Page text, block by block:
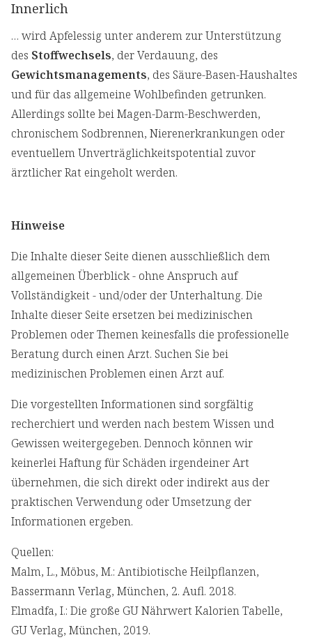
Innerlich
… wird Apfelessig unter anderem zur Unterstützung
des Stoffwechsels, der Verdauung, des
Gewichtsmanagements, des Säure-Basen-Haushaltes
und für das allgemeine Wohlbefinden getrunken.
Allerdings sollte bei Magen-Darm-Beschwerden,
chronischem Sodbrennen, Nierenerkrankungen oder
eventuellem Unverträglichkeitspotential zuvor
ärztlicher Rat eingeholt werden.
Hinweise
Die Inhalte dieser Seite dienen ausschließlich dem
allgemeinen Überblick - ohne Anspruch auf
Vollständigkeit - und/oder der Unterhaltung. Die
Inhalte dieser Seite ersetzen bei medizinischen
Problemen oder Themen keinesfalls die professionelle
Beratung durch einen Arzt. Suchen Sie bei
medizinischen Problemen einen Arzt auf.
Die vorgestellten Informationen sind sorgfältig
recherchiert und werden nach bestem Wissen und
Gewissen weitergegeben. Dennoch können wir
keinerlei Haftung für Schäden irgendeiner Art
übernehmen, die sich direkt oder indirekt aus der
praktischen Verwendung oder Umsetzung der
Informationen ergeben.
Quellen:
Malm, L., Möbus, M.: Antibiotische Heilpflanzen,
Bassermann Verlag, München, 2. Aufl. 2018.
Elmadfa, I.: Die große GU Nährwert Kalorien Tabelle,
GU Verlag, München, 2019.